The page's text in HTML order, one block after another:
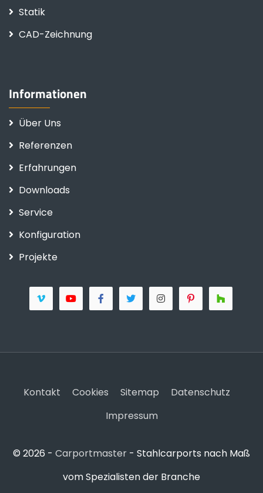
Statik
CAD-Zeichnung
Informationen
Über Uns
Referenzen
Erfahrungen
Downloads
Service
Konfiguration
Projekte
© 2026 - Carportmaster - Stahlcarports nach Maß
vom Spezialisten der Branche
Kontakt Cookies Sitemap
Datenschutz
Impressum